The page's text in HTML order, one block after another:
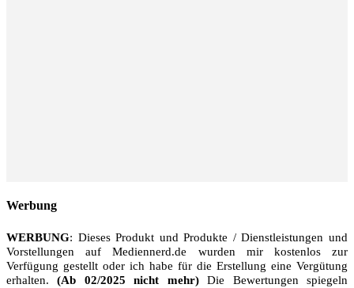
Werbung
WERBUNG: Dieses Produkt und Produkte / Dienstleistungen und
Vorstellungen auf Mediennerd.de wurden mir kostenlos zur
Verfügung gestellt oder ich habe für die Erstellung eine Vergütung
erhalten.(Ab 02/2025 nicht mehr)Die Bewertungen spiegeln